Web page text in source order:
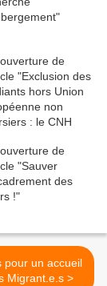
pour un accueil
digne des Migrant.e.s >